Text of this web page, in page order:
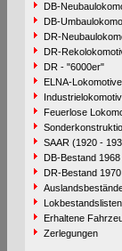
DB-
DB-
DR-
DR-
DR - "6000er"
ELNA-
Feuerlose
SAAR (1920 -
DB-Bestand 1968
DR-Bestand 1970
Lokbestandslisten
Erhaltene
Zerlegungen